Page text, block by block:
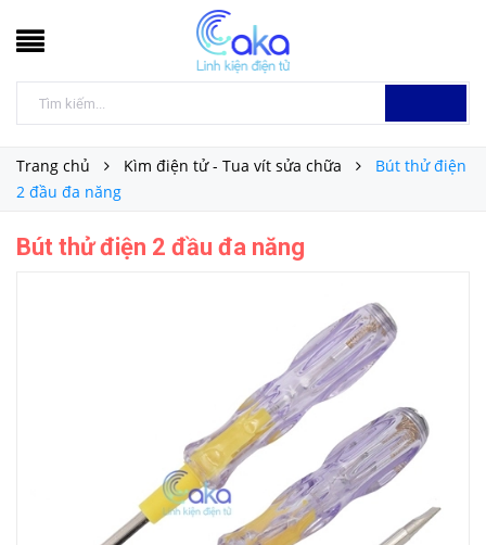
Trang chủ Kìm điện tử - Tua vít sửa chữa
Bút thử điện
2 đầu đa năng
Bút thử điện 2 đầu đa năng